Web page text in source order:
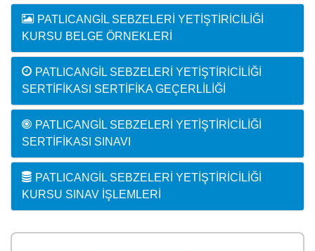
PATLICANGIL SEBZELERI YETIŞTIRICILIĞI
KURSU BELGE ÖRNEKLERI
PATLICANGIL SEBZELERI YETIŞTIRICILIĞI
SERTIFIKASI SERTIFIKA GEÇERLILIĞI
PATLICANGIL SEBZELERI YETIŞTIRICILIĞI
SERTIFIKASI SINAVI
PATLICANGIL SEBZELERI YETIŞTIRICILIĞI
KURSU SINAV İŞLEMLERI